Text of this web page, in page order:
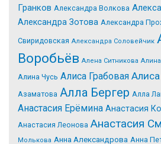
Гранков Александра Волкова
Александра Зотова Александра
Свиридовская Александра Соловейчик
Воробьёв Алена Ситникова
Алина Чусь Алиса Грабовая
Азаматова Алла Бергер Алла
Анастасия Ерёмина Анастасия
Анастасия Леонова Анастасия
Молькова Анна Александрова Анна